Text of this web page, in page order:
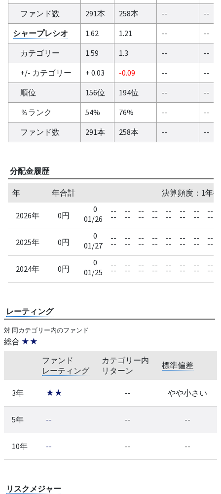
ファンド数 291本 258本 --
--
シャープレシオ
1.62 1.21 --
--
カテゴリー
1.59 1.3 --
--
+/- カテゴリー
+ 0.03 -0.09 --
--
順位
156位 194位 --
--
％ランク
54% 76% --
--
ファンド数
291本 258本 -- --
分配金履歴
年 年合計 決算頻度：1年
2026年 0円
0
01/26
--
--
--
--
--
--
--
--
--
--
--
--
--
--
--
--
2025年 0円
0
01/27
--
--
--
--
--
--
--
--
--
--
--
--
--
--
--
--
2024年 0円
0
01/25
--
--
--
--
--
--
--
--
--
--
--
--
--
--
--
--
レーティング
対 同カテゴリー内のファンド
総合 ★★
ファンド
レーティング
カテゴリー内
リターン
標準偏差
3年 ★★ -- やや小さい
5年 -- -- --
10年 -- -- --
リスクメジャー